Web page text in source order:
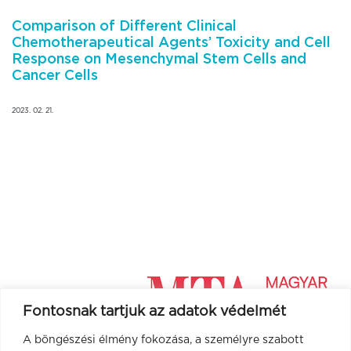
Fontosnak tartjuk az adatok védelmét
A böngészési élmény fokozása, a személyre szabott
Comparison of Different Clinical
Chemotherapeutical Agents’ Toxicity and Cell
Response on Mesenchymal Stem Cells and
Cancer Cells
2023. 02. 21.